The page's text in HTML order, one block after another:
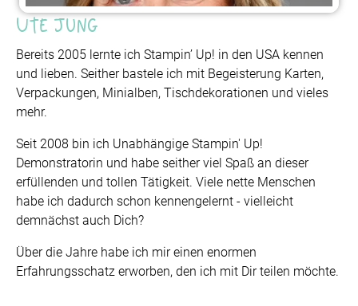
Ute Jung
Bereits 2005 lernte ich Stampin’ Up! in den USA kennen
und lieben. Seither bastele ich mit Begeisterung Karten,
Verpackungen, Minialben, Tischdekorationen und vieles
mehr.
Seit 2008 bin ich Unabhängige Stampin' Up!
Demonstratorin und habe seither viel Spaß an dieser
erfüllenden und tollen Tätigkeit. Viele nette Menschen
habe ich dadurch schon kennengelernt - vielleicht
demnächst auch Dich?
Über die Jahre habe ich mir einen enormen
Erfahrungsschatz erworben, den ich mit Dir teilen möchte.